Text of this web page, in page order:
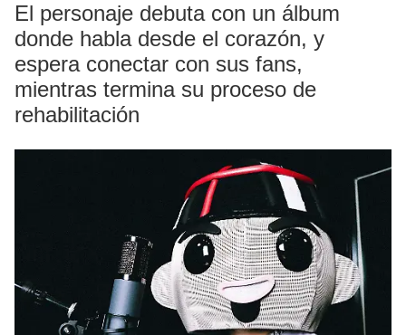
El personaje debuta con un álbum
donde habla desde el corazón, y
espera conectar con sus fans,
mientras termina su proceso de
rehabilitación